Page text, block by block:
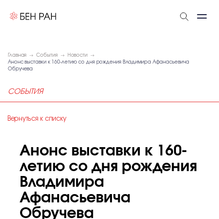
Главная События
Новости
Анонс выставки к 160-летию со дня рождения Владимира Афанасьевича
Обручева
СОБЫТИЯ
Вернуться к списку
Анонс выставки к 160-
летию со дня рождения
Владимира
Афанасьевича
Обручева